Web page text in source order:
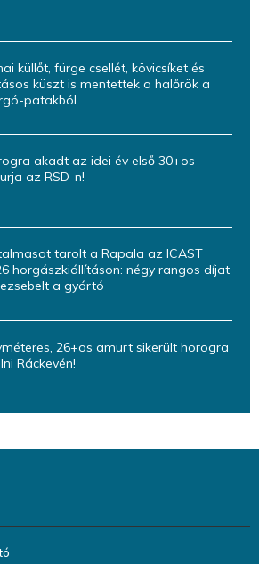
küllőt, fürge csellét, kövicsíket és
küszt is mentettek a halőrök a
patakból
akadt az idei év első 30+os
az RSD-n!
tarolt a Rapala az ICAST
horgászkiállításon: négy rangos díjat
a gyártó
26+os amurt sikerült horogra
Ráckevén!